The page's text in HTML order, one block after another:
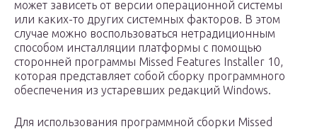
может зависеть от версии операционной системы
или каких-то других системных факторов. В этом
случае можно воспользоваться нетрадиционным
способом инсталляции платформы с помощью
сторонней программы Missed Features Installer 10,
которая представляет собой сборку программного
обеспечения из устаревших редакций Windows.
Для использования программной сборки Missed